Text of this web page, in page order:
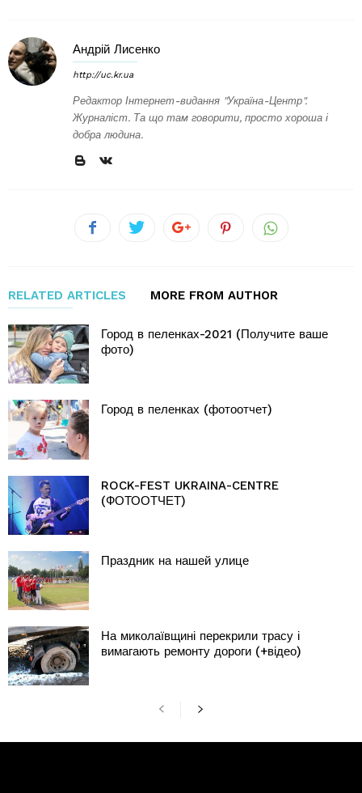
Андрій Лисенко
http://uc.kr.ua
Редактор Інтернет-видання "Україна-Центр".
Журналіст. Та що там говорити, просто хороша і
добра людина.
RELATED ARTICLES MORE FROM AUTHOR
Город в пеленках-2021 (Получите ваше
фото)
Город в пеленках (фотоотчет)
ROCK-FEST UKRAINA-CENTRE
(ФОТООТЧЕТ)
Праздник на нашей улице
На миколаївщині перекрили трасу і
вимагають ремонту дороги (+відео)